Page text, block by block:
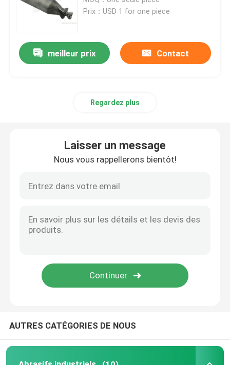
Abrasifs liés
Les roulements à billes à rouleaux
Abrasifs liés au métal
Appareil de mesure de roulement
Abrasifs liés vitrifiés
Rapport des pièces de rechange
Slurry au diamant
Prix：USD 1 for one piece
meilleur prix Contact
Regardez plus
Laisser un message
Nous vous rappellerons bientôt!
AUTRES CATÉGORIES DE NOUS